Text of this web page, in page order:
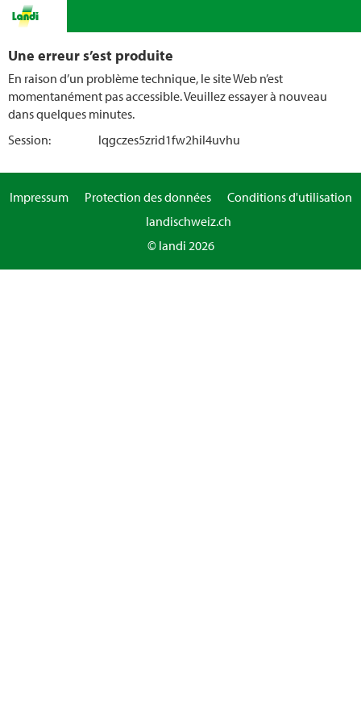
Une erreur s’est produite
En raison d’un problème technique, le site Web n’est
momentanément pas accessible. Veuillez essayer à nouveau
dans quelques minutes.
Session:
lqgczes5zrid1fw2hil4uvhu
Impressum Protection des données
Conditions d'utilisation
landischweiz.ch
© landi 2026